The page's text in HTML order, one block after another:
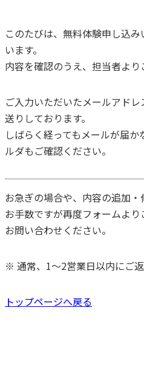
このたびは、無料体験申し込
います。
内容を確認のうえ、担当者より
ご入力いただいたメールアド
送りしております。
しばらく経ってもメールが届
ルダもご確認ください。
お急ぎの場合や、内容の追加・
お手数ですが再度フォームよ
お問い合わせください。
※ 通常、1〜2営業日以内にご返
トップページへ戻る